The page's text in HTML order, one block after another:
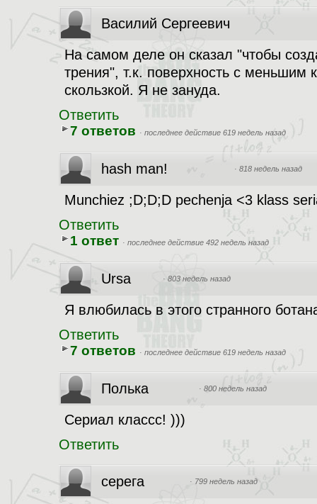
Василий Сергеевич
На самом деле он сказал "чтобы
трения", т.к. поверхность с
скользкой. Я не зануда.
Ответить
7 ответов · последнее действие 619 недель назад
hash man! · 818 недель назад
Munchiez ;D;D;D pechenja <3 klass
Ответить
1 ответ · последнее действие 492 недель назад
Ursa · 803 недель назад
Я влюбилась в этого странного
Ответить
7 ответов · последнее действие 619 недель назад
Полька · 800 недель назад
Сериал классс! )))
Ответить
серега · 799 недель назад